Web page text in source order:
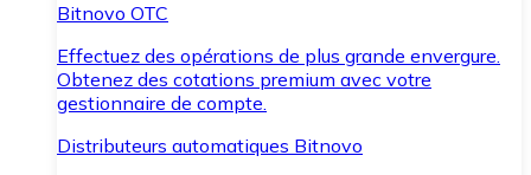
Bitnovo OTC
Effectuez des opérations de plus grande envergure.
Obtenez des cotations premium avec votre
gestionnaire de compte.
Distributeurs automatiques Bitnovo